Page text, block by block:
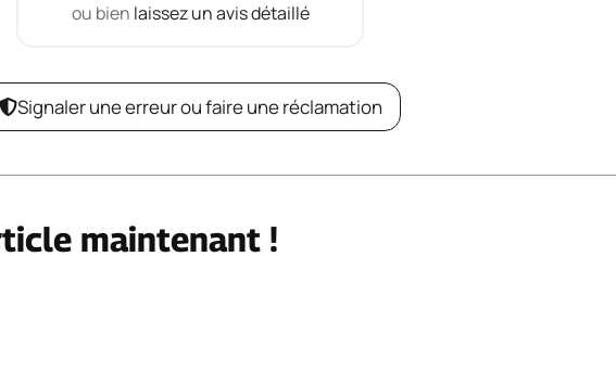
ou bien laissez un avis détaillé
Signaler une erreur ou faire une réclamation
maintenant !